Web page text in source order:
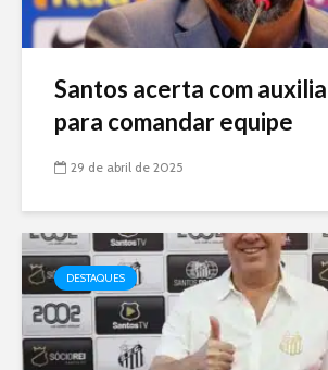
Santos acerta com
para comandar equipe
29 de abril de 2025
DESTAQUES